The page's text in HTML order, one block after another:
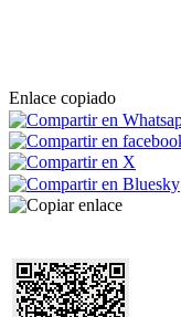
Enlace copiado